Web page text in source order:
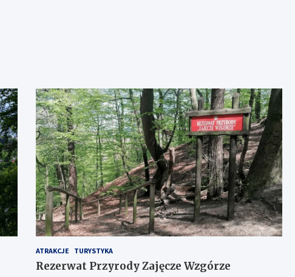
ATRAKCJE TURYSTYKA
Rezerwat Przyrody Zajęcze Wzgórze